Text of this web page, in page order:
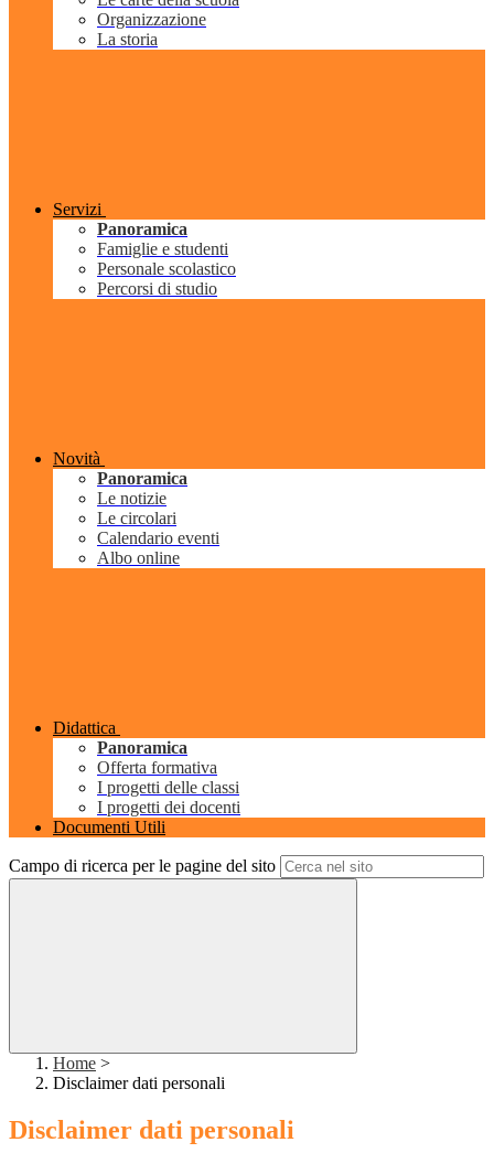
Organizzazione
La storia
Servizi
Panoramica
Famiglie e studenti
Personale scolastico
Percorsi di studio
Novità
Panoramica
Le notizie
Le circolari
Calendario eventi
Albo online
Didattica
Panoramica
Offerta formativa
I progetti delle classi
I progetti dei docenti
Documenti Utili
Campo di ricerca per le pagine del sito
Home >
Disclaimer dati personali
Disclaimer dati personali